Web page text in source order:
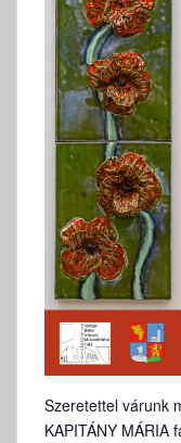
Szeretettel várunk
KAPITÁNY MÁRIA